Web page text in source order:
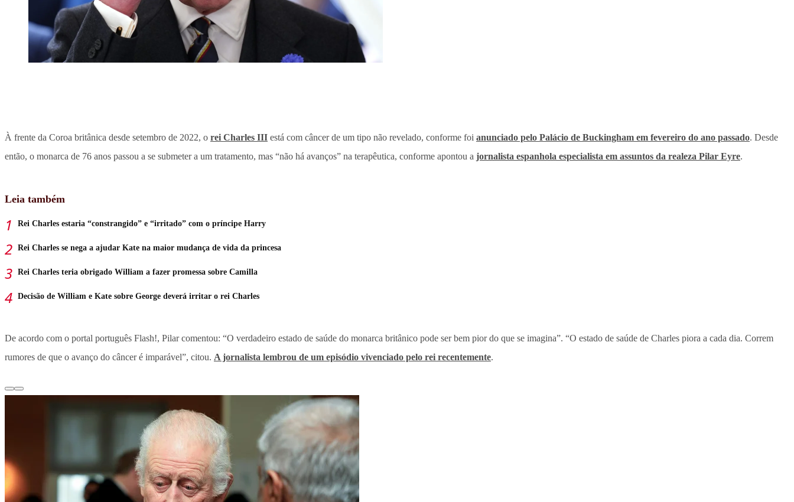
À frente da Coroa britânica desde setembro de 2022, o rei Charles III está com câncer de um tipo não revelado, conforme foi anunciado pelo Palácio de Buckingham em fevereiro do ano passado. Desde
então, o monarca de 76 anos passou a se submeter a um tratamento, mas “não há avanços” na terapêutica, conforme apontou a jornalista espanhola especialista em assuntos da realeza Pilar Eyre.
Leia também
Rei Charles estaria “constrangido” e “irritado” com o príncipe Harry
Rei Charles se nega a ajudar Kate na maior mudança de vida da princesa
Rei Charles teria obrigado William a fazer promessa sobre Camilla
Decisão de William e Kate sobre George deverá irritar o rei Charles
De acordo com o portal português Flash!, Pilar comentou: “O verdadeiro estado de saúde do monarca britânico pode ser bem pior do que se imagina”. “O estado de saúde de Charles piora a cada dia. Correm
rumores de que o avanço do câncer é imparável”, citou. A jornalista lembrou de um episódio vivenciado pelo rei recentemente.